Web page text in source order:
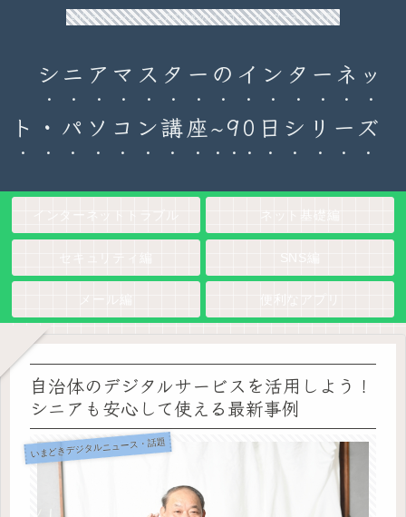
90日チャレンジ！シニアのためのパソコン・インターネット入門
シニアマスターのインターネッ
ト・パソコン講座~90日シリーズ
自治体のデジタルサービスを活用しよう！
シニアも安心して使える最新事例
いまどきデジタルニュース・話題